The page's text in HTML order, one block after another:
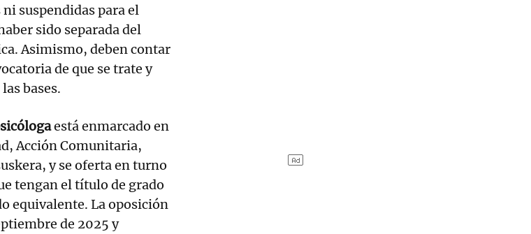
suspendidas para el
sido separada del
Asimismo, deben contar
de que se trate y
bases.
está enmarcado en
Acción Comunitaria,
y se oferta en turno
tengan el título de grado
equivalente. La oposición
de 2025 y